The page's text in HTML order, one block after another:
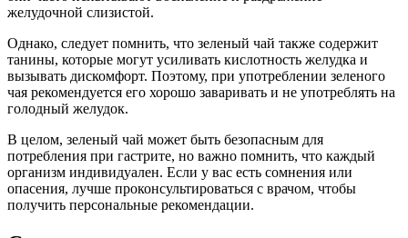
желудочной слизистой.
Однако, следует помнить, что зеленый чай также содержит
танины, которые могут усиливать кислотность желудка и
вызывать дискомфорт. Поэтому, при употреблении зеленого
чая рекомендуется его хорошо заваривать и не употреблять на
голодный желудок.
В целом, зеленый чай может быть безопасным для
потребления при гастрите, но важно помнить, что каждый
организм индивидуален. Если у вас есть сомнения или
опасения, лучше проконсультироваться с врачом, чтобы
получить персональные рекомендации.